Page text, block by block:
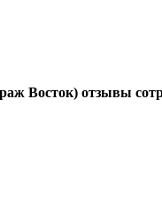
Восток) отзывы